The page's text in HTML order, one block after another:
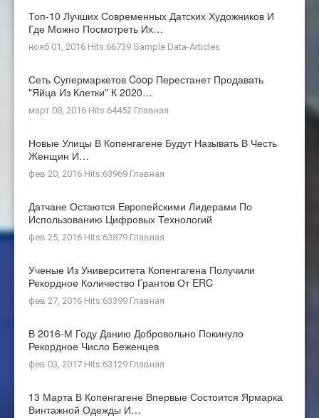
Топ-10 Лучших Современных Датских Художников И
Где Можно Посмотреть Их…
нояб 01, 2016 Hits:66739 Sample Data-Articles
Сеть Супермаркетов Coop Перестанет Продавать
"яйца Из Клетки" К 2020…
март 08, 2016 Hits:64452 Главная
Новые Улицы В Копенгагене Будут Называть В Честь
Женщин И…
фев 20, 2016 Hits:63969 Главная
Датчане Остаются Европейскими Лидерами По
Использованию Цифровых Технологий
фев 25, 2016 Hits:63879 Главная
Ученые Из Университета Копенгагена Получили
Рекордное Количество Грантов От ERC
фев 27, 2016 Hits:63399 Главная
В 2016-М Году Данию Добровольно Покинуло
Рекордное Число Беженцев
фев 03, 2017 Hits:63129 Главная
13 Марта В Копенгагене Впервые Состоится Ярмарка
Винтажной Одежды И…